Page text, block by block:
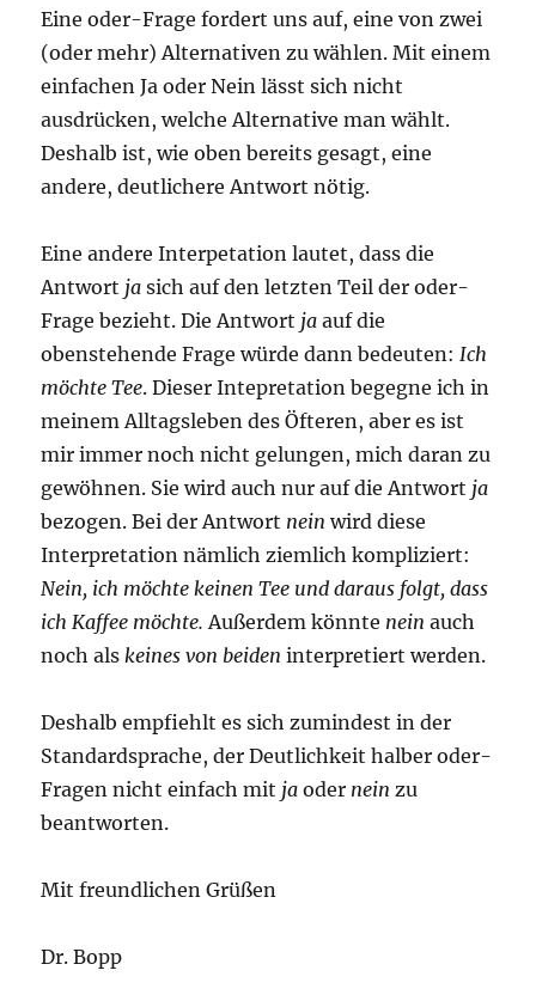
Eine oder-Frage fordert uns auf, eine von zwei
(oder mehr) Alternativen zu wählen. Mit einem
einfachen Ja oder Nein lässt sich nicht
ausdrücken, welche Alternative man wählt.
Deshalb ist, wie oben bereits gesagt, eine
andere, deutlichere Antwort nötig.
Eine andere Interpetation lautet, dass die
Antwort ja sich auf den letzten Teil der oder-
Frage bezieht. Die Antwort ja auf die
obenstehende Frage würde dann bedeuten:Ich
möchte Tee. Dieser Intepretation begegne ich in
meinem Alltagsleben des Öfteren, aber es ist
mir immer noch nicht gelungen, mich daran zu
gewöhnen. Sie wird auch nur auf die Antwort ja
bezogen. Bei der Antwort nein wird diese
Interpretation nämlich ziemlich kompliziert:
Nein, ich möchte keinen Tee und daraus folgt, dass
ich Kaffee möchte.Außerdem könnte nein auch
noch alskeines von beiden interpretiert werden.
Deshalb empfiehlt es sich zumindest in der
Standardsprache, der Deutlichkeit halber oder-
Fragen nicht einfach mit ja oder nein zu
beantworten.
Mit freundlichen Grüßen
Dr. Bopp